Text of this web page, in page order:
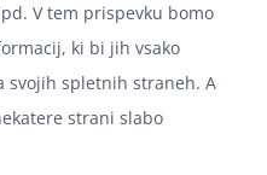
V tem prispevku bomo
ki bi jih vsako
svojih spletnih straneh. A
strani slabo